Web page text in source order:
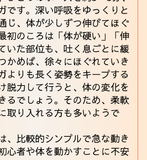
です。深い呼吸をゆっくりと
じ、体が少しずつ伸びてほぐ
初のころは「体が硬い」「伸
いた部位も、吐く息ごとに緩
かめば、徐々にほぐれていき
よりも長く姿勢をキープする
脱力して行うと、体の変化を
るでしょう。そのため、柔軟
取り入れる方も多いようで
、比較的シンプルで急な動き
心者や体を動かすことに不安